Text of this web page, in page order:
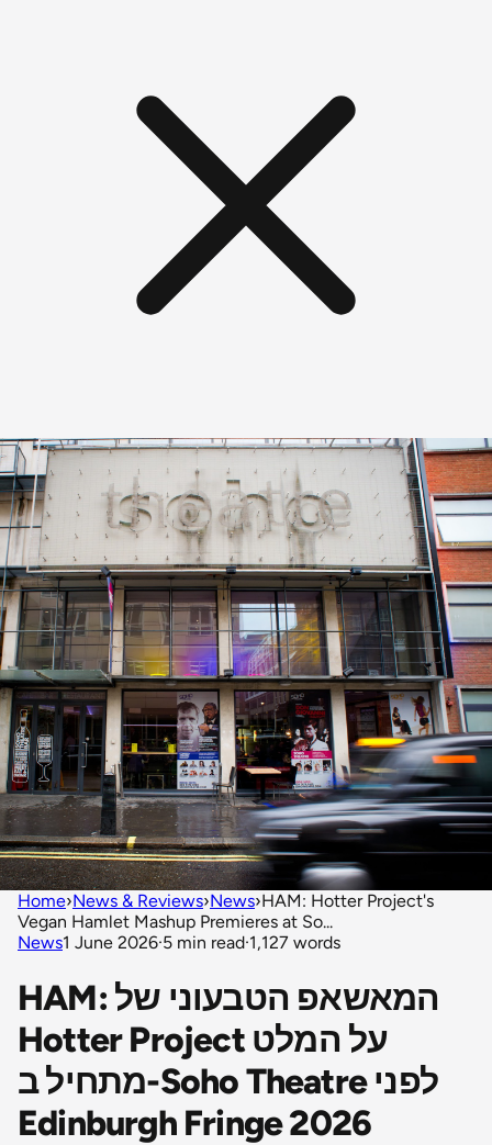
Home›News & Reviews›News›HAM: Hotter Project's
Vegan Hamlet Mashup Premieres at So...
News1 June 2026·5 min read·1,127 words
HAM: המאשאפ הטבעוני של
Hotter Project על המלט
מתחיל ב-Soho Theatre לפני
Edinburgh Fringe 2026